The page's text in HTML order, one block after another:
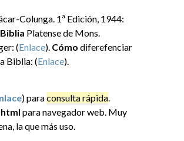
Colunga. 1ª Edición, 1944:
Biblia Platense de Mons.
(Enlace). Cómo diferefenciar
Biblia: (Enlace).
) paraconsulta rápida.
html para navegador web. Muy
la que más uso.